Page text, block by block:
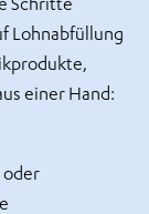
Lohnabfüllung
einer Hand:
oder